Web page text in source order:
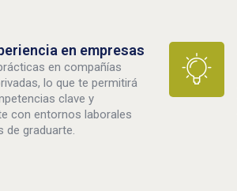
en empresas
en compañías
lo que te permitirá
clave y
con entornos laborales
de graduarte.